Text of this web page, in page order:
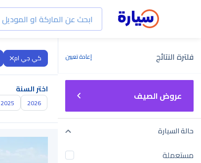
فلترة النتائج إعادة تعيين
عروض الصيف
حالة السيارة
مستعملة
كي جي ام
اختر السنة
2026
2025